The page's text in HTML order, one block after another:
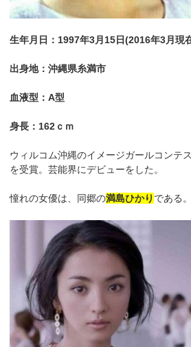
生年月日：1997年3月15日(2016年3月現
出身地：沖縄県糸満市
血液型：A型
身長：162ｃｍ
ウィルコム沖縄のイメージガールコンテ
を受賞。芸能界にデビューをした。
憧れの女優は、同郷の満島ひかり である。